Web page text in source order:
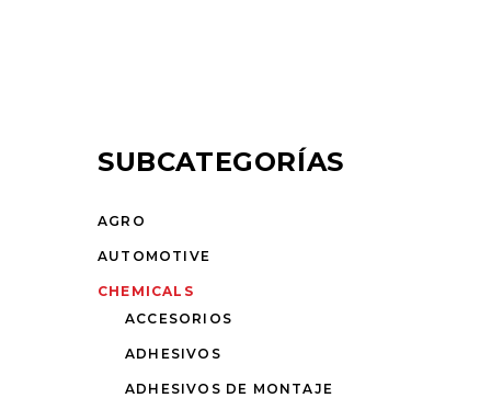
SUBCATEGORÍAS
AGRO
AUTOMOTIVE
CHEMICALS
ACCESORIOS
ADHESIVOS
ADHESIVOS DE MONTAJE